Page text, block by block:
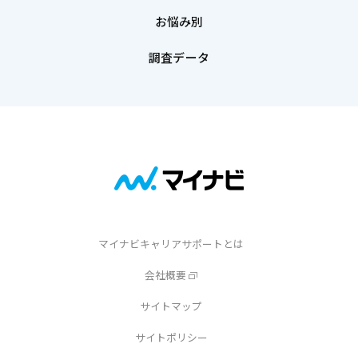
お悩み別
調査データ
マイナビキャリアサポートとは
会社概要
サイトマップ
サイトポリシー